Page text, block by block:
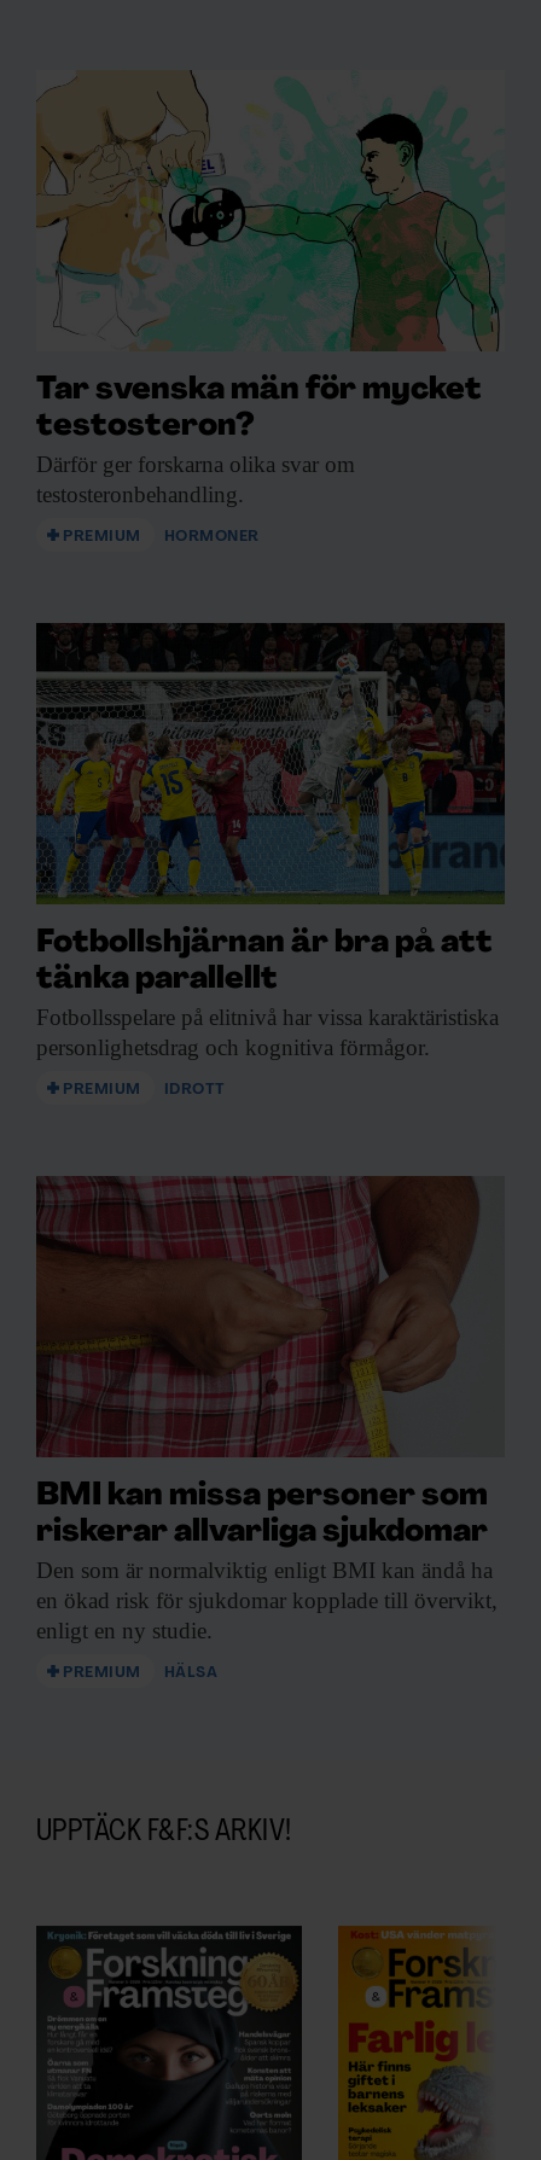
Tar svenska män för mycket
testosteron?
Därför ger forskarna olika svar om
testosteronbehandling.
PREMIUM HORMONER
Fotbollshjärnan är bra på att
tänka parallellt
Fotbollsspelare på elitnivå har vissa karaktäristiska
personlighetsdrag och kognitiva förmågor.
PREMIUM IDROTT
BMI kan missa personer som
riskerar allvarliga sjukdomar
Den som är normalviktig enligt BMI kan ändå ha
en ökad risk för sjukdomar kopplade till övervikt,
enligt en ny studie.
PREMIUM HÄLSA
UPPTÄCK F&F:S ARKIV!